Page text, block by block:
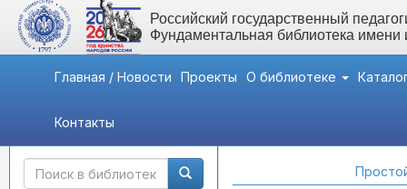
Российский государственный
Фундаментальная библиотека
Главная / Новости Проекты О библиотеке
Контакты
Быстрый доступ